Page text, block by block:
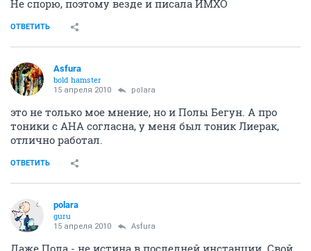
ингредиентов в средстве.
Билли Холидей
15 апреля 2010 polara
Не спорю, поэтому везде и писала ИМХО
ОТВЕТИТЬ
Asfura
bold hamster
15 апреля 2010 polara
это не только мое мнение, но и Полы Бегун. А про